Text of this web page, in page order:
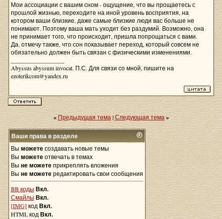
Мои ассоциации с вашим сном - ощущение, что вы прощаетесь с
прошлой жизнью, переходите на иной уровень восприятия, на
котором ваши близкие, даже самые близкие люди вас больше не
понимают. Поэтому ваша мать уходит без раздумий. Возможно, она
не принимает того, что происходит, пришла попрощаться с вами.
Да, отмечу также, что сон показывает переход, который совсем не
обязательно должен быть связан с физическими изменениями.
Abyssus abyssum invocat. П.С. Для связи со мной, пишите на
ezoterikcom@yandex.ru
«Предыдущая тема|Следующая тема»
Ваши права в разделе
Вы можетесоздавать новые темы
Вы можетеотвечать в темах
Вы не можетеприкреплять вложения
Вы не можетередактировать свои сообщения
BB коды Вкл.
Смайлы Вкл.
[IMG] код Вкл.
HTML код Вкл.